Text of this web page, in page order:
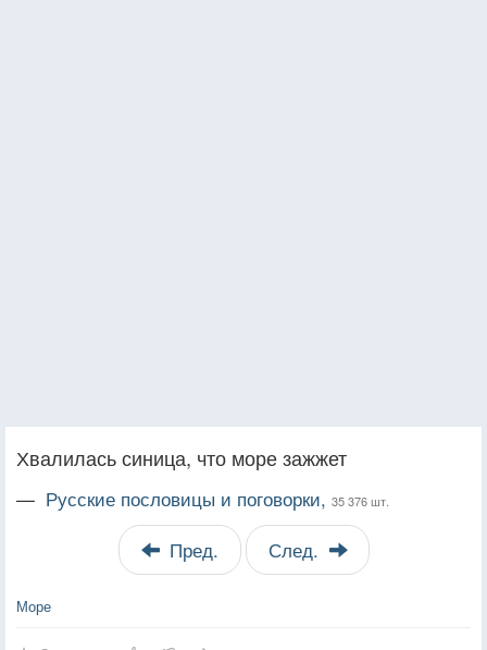
Хвалилась синица, что море зажжет
— Русские пословицы и поговорки, 35 376 шт.
Пред. След.
Море